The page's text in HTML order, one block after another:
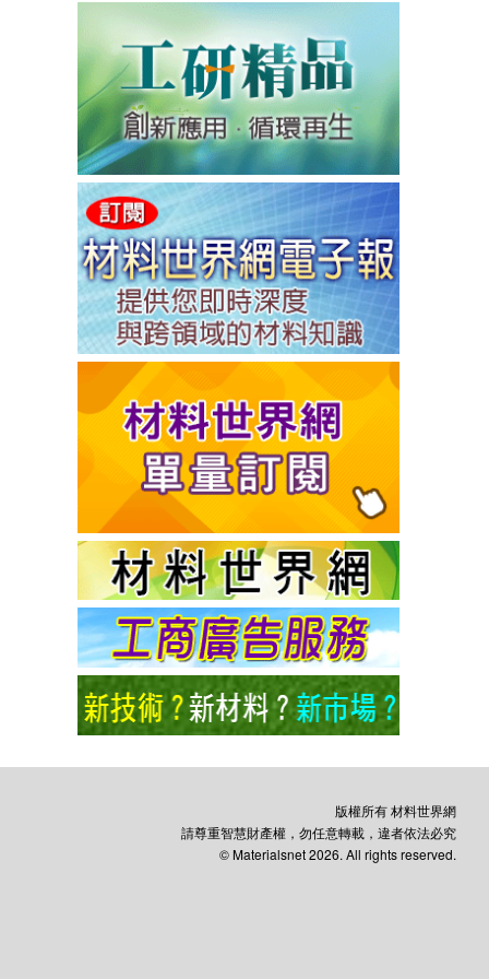
版權所有 材料世界網
請尊重智慧財產權，勿任意轉載，違者依法必究
© Materialsnet 2026. All rights reserved.